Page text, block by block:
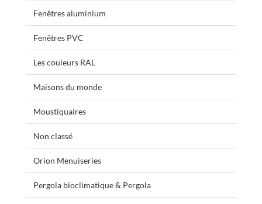
Fenêtres aluminium
Fenêtres PVC
Les couleurs RAL
Maisons du monde
Moustiquaires
Non classé
Orion Menuiseries
Pergola bioclimatique & Pergola